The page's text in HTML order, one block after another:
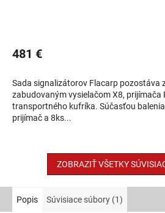
481 €
Sada signalizátorov Flacarp pozostáva
zabudovaným vysielačom X8, prijímača
transportného kufríka. Súčasťou
prijímač a 8ks...
ZOBRAZIŤ VŠETKY
Popis Súvisiace súbory (1)